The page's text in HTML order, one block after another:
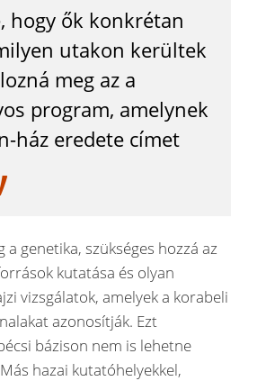
hogy ők konkrétan
utakon kerültek
meg az a
program, amelynek
ház eredete címet
a genetika, szükséges hozzá az
kutatása és olyan
vizsgálatok, amelyek a korabeli
azonosítják. Ezt
bázison nem is lehetne
hazai kutatóhelyekkel,